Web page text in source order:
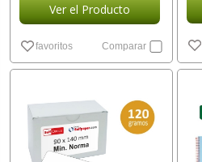
Ver el Producto
favoritos Comparar